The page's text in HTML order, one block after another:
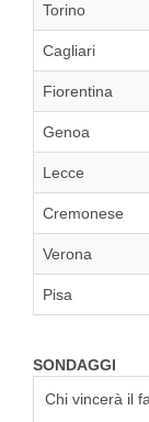
Torino
Cagliari
Fiorentina
Genoa
Lecce
Cremonese
Verona
Pisa
SONDAGGI
Chi vincerà il